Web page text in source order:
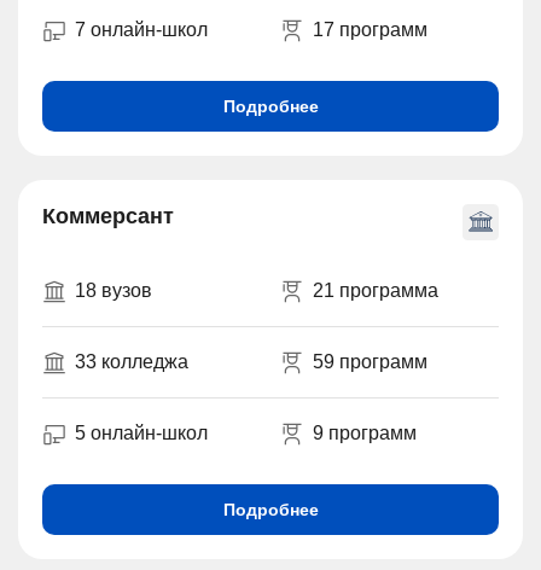
7 онлайн-школ 17 программ
Подробнее
Коммерсант
18 вузов 21 программа
33 колледжа 59 программ
5 онлайн-школ 9 программ
Подробнее